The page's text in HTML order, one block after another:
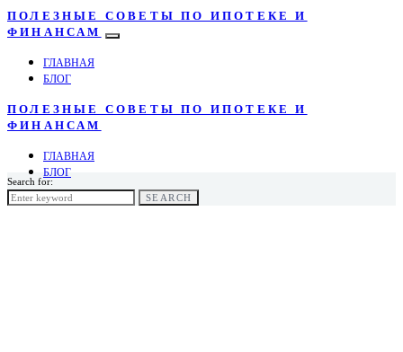
ПОЛЕЗНЫЕ СОВЕТЫ ПО ИПОТЕКЕ И
ФИНАНСАМ
ГЛАВНАЯ
БЛОГ
ПОЛЕЗНЫЕ СОВЕТЫ ПО ИПОТЕКЕ И
ФИНАНСАМ
ГЛАВНАЯ
БЛОГ
Search for:
SEARCH